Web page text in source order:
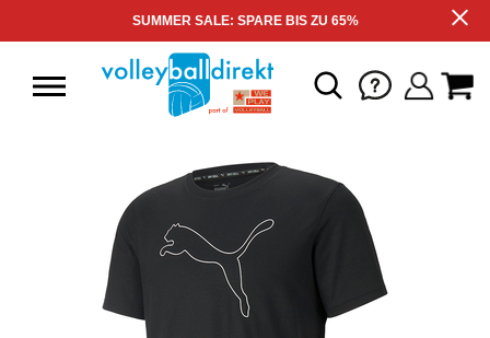
SUMMER SALE: SPARE BIS ZU 65%